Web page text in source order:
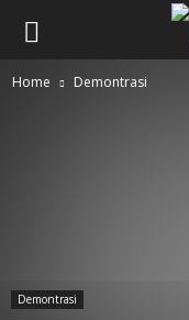
Home Demontrasi
Demontrasi